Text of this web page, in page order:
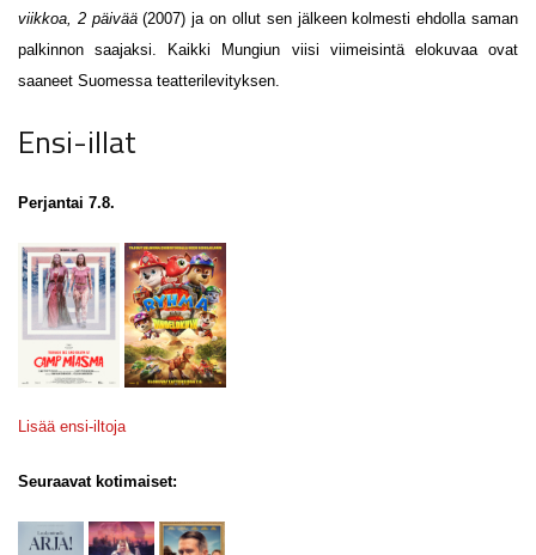
viikkoa, 2 päivää(2007) ja on ollut sen jälkeen kolmesti ehdolla saman
palkinnon saajaksi. Kaikki Mungiun viisi viimeisintä elokuvaa ovat
saaneet Suomessa teatterilevityksen.
Ensi-illat
Perjantai 7.8.
Lisää ensi-iltoja
Seuraavat kotimaiset: